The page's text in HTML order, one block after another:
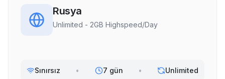
Rusya
Unlimited - 2GB Highspeed/Day
Sınırsız • 7 gün • Unlimited